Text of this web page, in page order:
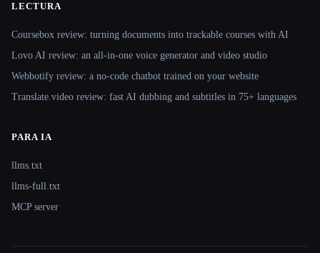
LECTURA
Coursebox review: turning documents into trackable courses with AI
Lovo AI review: an all-in-one voice generator and video studio
Webbotify review: a no-code chatbot trained on your website
Translate.video review: fast AI dubbing and subtitles in 75+ languages
PARA IA
llms.txt
llms-full.txt
MCP server